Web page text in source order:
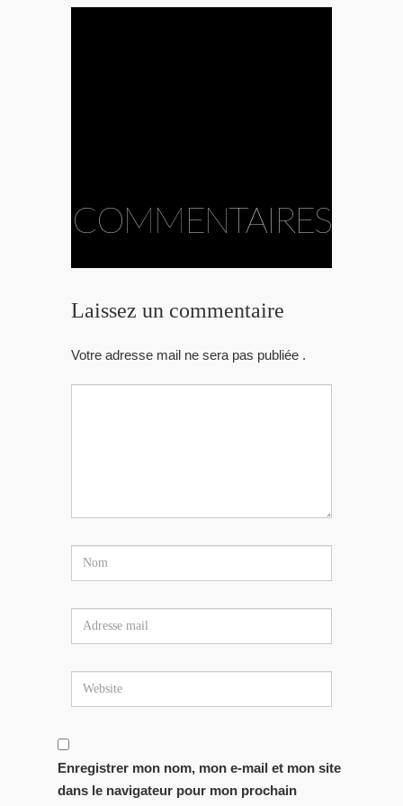
COMMENTAIRES
Laissez un commentaire
Votre adresse mail ne sera pas publiée .
Enregistrer mon nom, mon e-mail et mon site
dans le navigateur pour mon prochain